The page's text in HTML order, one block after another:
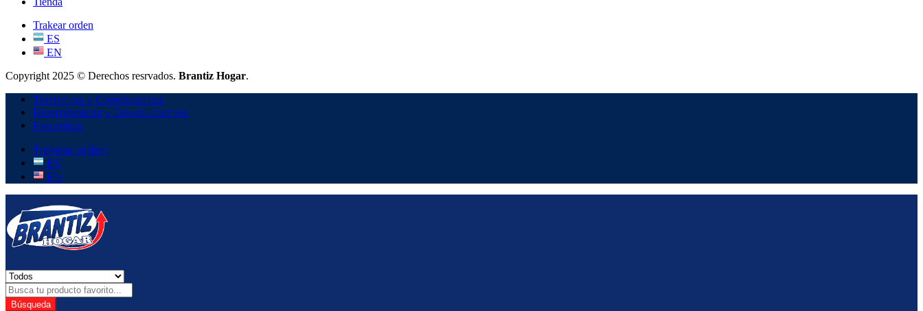
Trakear orden
ES
EN
Copyright 2025 © Derechos resrvados. Brantiz Hogar.
Términos y Condiciones
Reembolsos y Devoluciones
Favoritos
Trakear orden
ES
EN
Búsqueda